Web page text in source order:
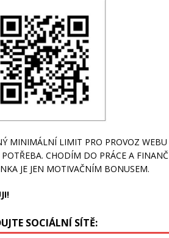
MINIMÁLNÍ LIMIT PRO PROVOZ WEBU
CHODÍM DO PRÁCE A
JE JEN MOTIVAČNÍM BONUSEM.
SOCIÁLNÍ SÍTĚ: